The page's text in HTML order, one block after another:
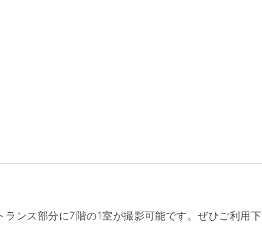
ランス部分に7階の1室が撮影可能です。ぜひご利用下